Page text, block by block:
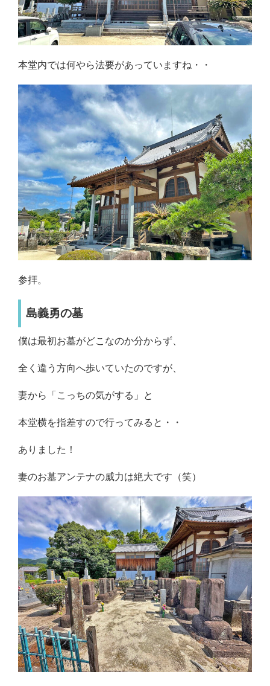
本堂内では何やら法要があっていますね・・
参拝。
島義勇の墓
僕は最初お墓がどこなのか分からず、
全く違う方向へ歩いていたのですが、
妻から「こっちの気がする」と
本堂横を指差すので行ってみると・・
ありました！
妻のお墓アンテナの威力は絶大です（笑）